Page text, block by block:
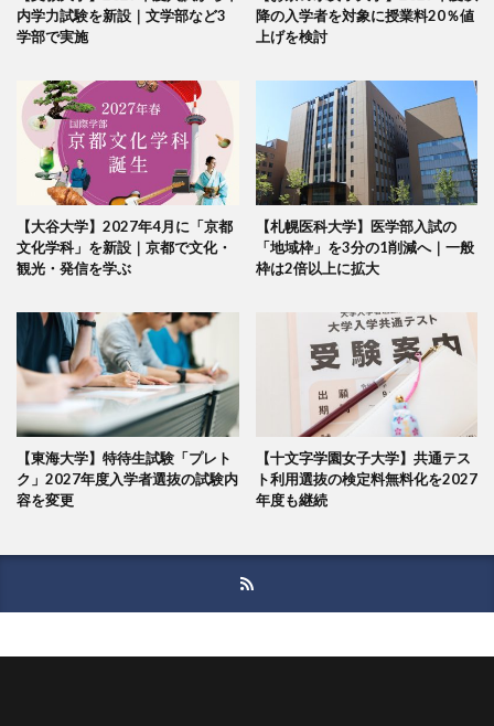
内学力試験を新設｜文学部など3
学部で実施
降の入学者を対象に授業料20％値
上げを検討
【大谷大学】2027年4月に「京都
文化学科」を新設｜京都で文化・
観光・発信を学ぶ
【札幌医科大学】医学部入試の
「地域枠」を3分の1削減へ｜一般
枠は2倍以上に拡大
【東海大学】特待生試験「プレト
ク」2027年度入学者選抜の試験内
容を変更
【十文字学園女子大学】共通テス
ト利用選抜の検定料無料化を2027
年度も継続